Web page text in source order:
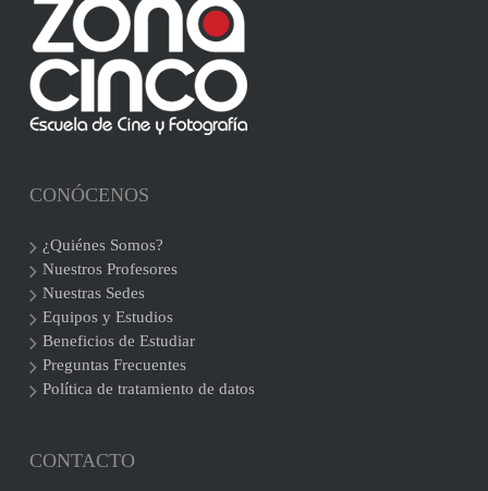
CONÓCENOS
¿Quiénes Somos?
Nuestros Profesores
Nuestras Sedes
Equipos y Estudios
Beneficios de Estudiar
Preguntas Frecuentes
Política de tratamiento de datos
CONTACTO